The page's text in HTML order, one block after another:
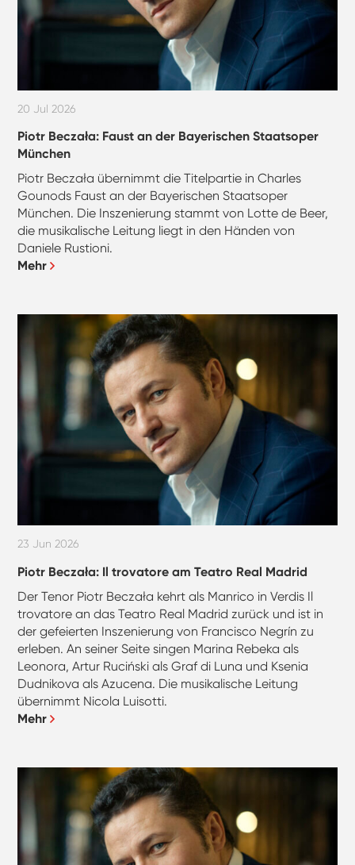
20 Jul 2026
Piotr Beczała: Faust an der Bayerischen Staatsoper
München
Piotr Beczała übernimmt die Titelpartie in Charles
Gounods Faust an der Bayerischen Staatsoper
München. Die Inszenierung stammt von Lotte de Beer,
die musikalische Leitung liegt in den Händen von
Daniele Rustioni.
Mehr
23 Jun 2026
Piotr Beczała: Il trovatore am Teatro Real Madrid
Der Tenor Piotr Beczała kehrt als Manrico in Verdis Il
trovatore an das Teatro Real Madrid zurück und ist in
der gefeierten Inszenierung von Francisco Negrín zu
erleben. An seiner Seite singen Marina Rebeka als
Leonora, Artur Ruciński als Graf di Luna und Ksenia
Dudnikova als Azucena. Die musikalische Leitung
übernimmt Nicola Luisotti.
Mehr